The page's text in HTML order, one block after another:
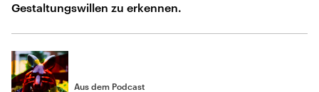
Gestaltungswillen zu erkennen.
Aus dem Podcast